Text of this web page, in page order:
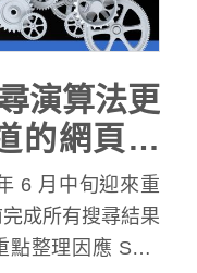
演算法更
的網頁體
6 月中旬迎來重
成所有搜尋結果
整理因應 SEO